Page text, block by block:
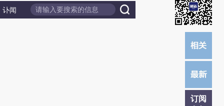
讣闻
订阅